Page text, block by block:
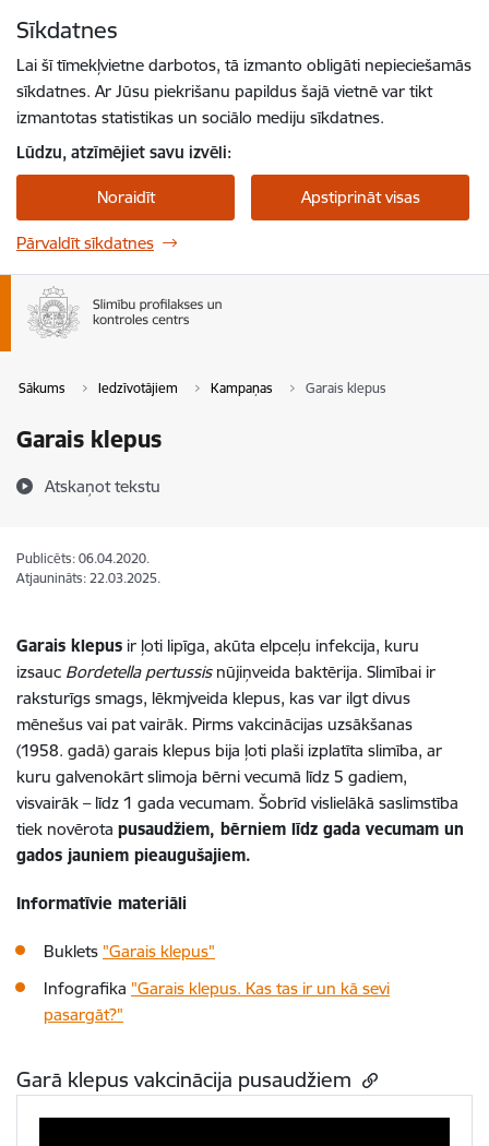
Sīkdatnes
Lai šī tīmekļvietne darbotos, tā izmanto obligāti nepieciešamās
sīkdatnes. Ar Jūsu piekrišanu papildus šajā vietnē var tikt
izmantotas statistikas un sociālo mediju sīkdatnes.
Lūdzu, atzīmējiet savu izvēli:
Noraidīt Apstiprināt visas
Pārvaldīt sīkdatnes
Sākums Iedzīvotājiem Kampaņas Garais klepus
Garais klepus
Atskaņot tekstu
Publicēts: 06.04.2020.
Atjaunināts: 22.03.2025.
Garais klepus ir ļoti lipīga, akūta elpceļu infekcija, kuru
izsauc Bordetella pertussisnūjiņveida baktērija. Slimībai ir
raksturīgs smags, lēkmjveida klepus, kas var ilgt divus
mēnešus vai pat vairāk. Pirms vakcinācijas uzsākšanas
(1958. gadā) garais klepus bija ļoti plaši izplatīta slimība, ar
kuru galvenokārt slimoja bērni vecumā līdz 5 gadiem,
visvairāk – līdz 1 gada vecumam. Šobrīd vislielākā saslimstība
tiek novērota pusaudžiem, bērniem līdz gada vecumam un
gados jauniem pieaugušajiem.
Informatīvie materiāli
Buklets "Garais klepus"
Infografika "Garais klepus. Kas tas ir un kā sevi
pasargāt?"
Garā klepus vakcinācija pusaudžiem